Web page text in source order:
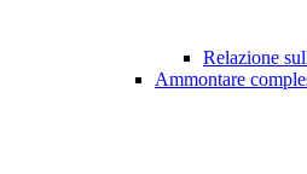
Relazione
Ammontare